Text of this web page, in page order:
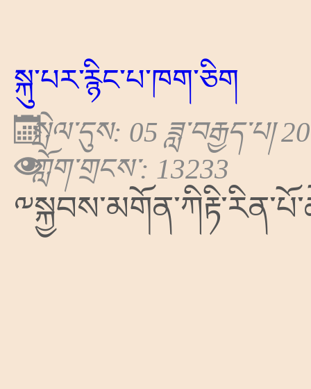
སྐུ་པར་རྙིང་པ་ཁག་ཅིག
སྤེལ་དུས: 05 ཟླ་བརྒྱད་པ།
ཀློག་གྲངས་: 13233